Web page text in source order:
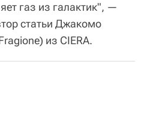
газ из галактик", —
статьи Джакомо
из CIERA.